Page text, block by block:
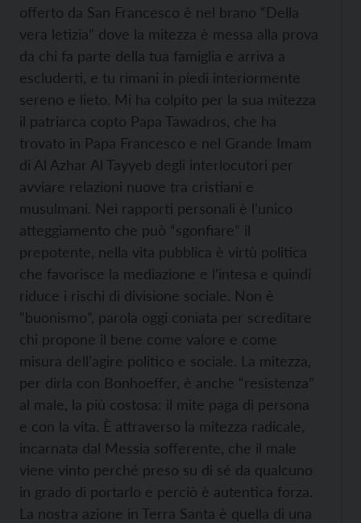
offerto da San Francesco è nel brano “Della
vera letizia” dove la mitezza è messa alla prova
da chi fa parte della tua famiglia e arriva a
escluderti, e tu rimani in piedi interiormente
sereno e lieto. Mi ha colpito per la sua mitezza
il patriarca copto Papa Tawadros, che ha
trovato in Papa Francesco e nel Grande Imam
di Al Azhar Al Tayyeb degli interlocutori per
avviare relazioni nuove tra cristiani e
musulmani. Nei rapporti personali è l’unico
atteggiamento che può “sgonfiare” il
prepotente, nella vita pubblica è virtù politica
che favorisce la mediazione e l’intesa e quindi
riduce i rischi di divisione sociale. Non è
“buonismo”, parola oggi coniata per screditare
chi propone il bene come valore e come
misura dell’agire politico e sociale. La mitezza,
per dirla con Bonhoeffer, è anche “resistenza”
al male, la più costosa: il mite paga di persona
e con la vita. È attraverso la mitezza radicale,
incarnata dal Messia sofferente, che il male
viene vinto perché preso su di sé da qualcuno
in grado di portarlo e perciò è autentica forza.
La nostra azione in Terra Santa è quella di una